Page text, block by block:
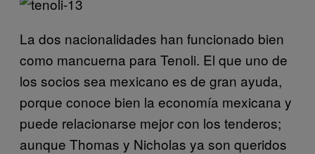
La dos nacionalidades han funcionado bien
como mancuerna para Tenoli. El que uno de
los socios sea mexicano es de gran ayuda,
porque conoce bien la economía mexicana y
puede relacionarse mejor con los tenderos;
aunque Thomas y Nicholas ya son queridos